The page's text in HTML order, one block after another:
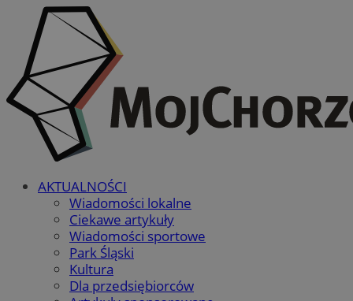
AKTUALNOŚCI
Wiadomości lokalne
Ciekawe artykuły
Wiadomości sportowe
Park Śląski
Kultura
Dla przedsiębiorców